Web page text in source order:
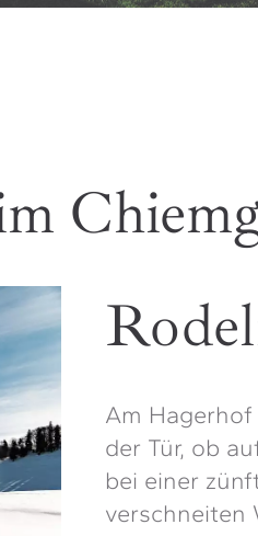
Am
der Tür, ob
bei einer
verschneiten